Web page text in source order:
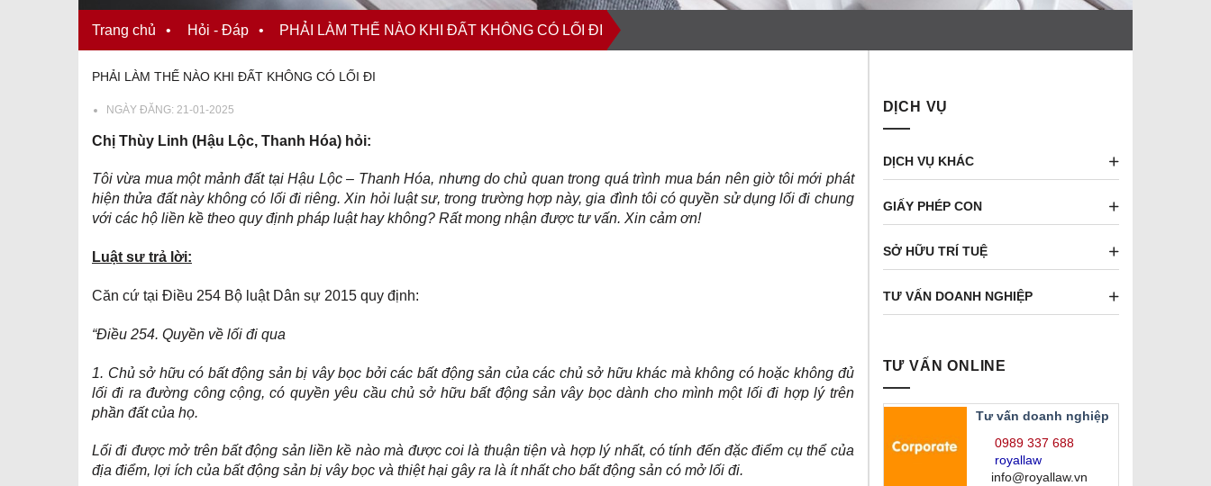
Trang chủ • Hỏi - Đáp • PHẢI LÀM THẾ NÀO KHI ĐẤT KHÔNG CÓ LỐI ĐI
PHẢI LÀM THẾ NÀO KHI ĐẤT KHÔNG CÓ LỐI ĐI
NGÀY ĐĂNG: 21-01-2025
Chị Thùy Linh (Hậu Lộc, Thanh Hóa) hỏi:
Tôi vừa mua một mảnh đất tại Hậu Lộc – Thanh Hóa, nhưng do chủ quan trong quá trình mua bán nên giờ tôi mới phát
hiện thửa đất này không có lối đi riêng. Xin hỏi luật sư, trong trường hợp này, gia đình tôi có quyền sử dụng lối đi chung
với các hộ liền kề theo quy định pháp luật hay không? Rất mong nhận được tư vấn. Xin cảm ơn!
Luật sư trả lời:
Căn cứ tại Điều 254 Bộ luật Dân sự 2015 quy định:
“Điều 254. Quyền về lối đi qua
1. Chủ sở hữu có bất động sản bị vây bọc bởi các bất động sản của các chủ sở hữu khác mà không có hoặc không đủ
lối đi ra đường công cộng, có quyền yêu cầu chủ sở hữu bất động sản vây bọc dành cho mình một lối đi hợp lý trên
phần đất của họ.
Lối đi được mở trên bất động sản liền kề nào mà được coi là thuận tiện và hợp lý nhất, có tính đến đặc điểm cụ thể của
địa điểm, lợi ích của bất động sản bị vây bọc và thiệt hại gây ra là ít nhất cho bất động sản có mở lối đi.
DỊCH VỤ
DỊCH VỤ KHÁC
GIẤY PHÉP CON
SỞ HỮU TRÍ TUỆ
TƯ VẤN DOANH NGHIỆP
TƯ VẤN ONLINE
Tư vấn doanh nghiệp
0989 337 688
royallaw
info@royallaw.vn